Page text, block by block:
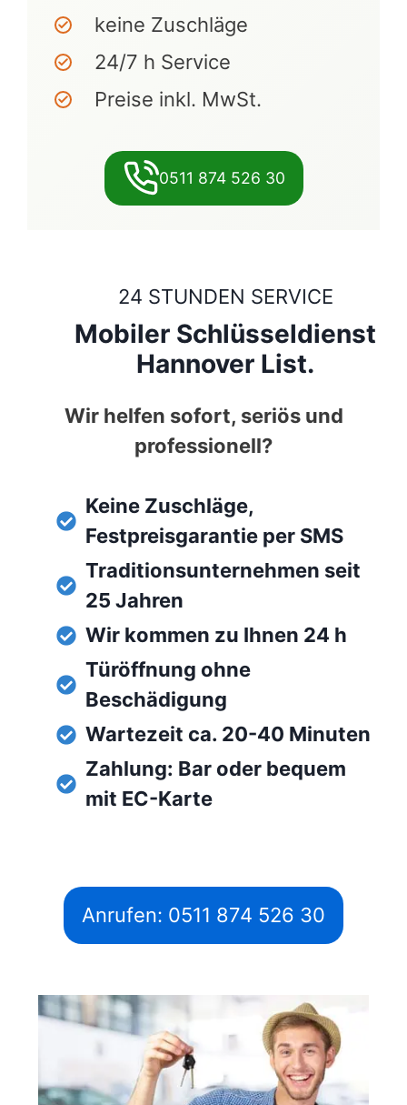
keine Zuschläge
24/7 h Service
Preise inkl. MwSt.
0511 874 526 30
24 STUNDEN SERVICE
Mobiler Schlüsseldienst
Hannover List.
Wir helfen sofort, seriös und
professionell?
Keine Zuschläge,
Festpreisgarantie per SMS
Traditionsunternehmen seit
25 Jahren
Wir kommen zu Ihnen 24 h
Türöffnung ohne
Beschädigung
Wartezeit ca. 20-40 Minuten
Zahlung: Bar oder bequem
mit EC-Karte
Anrufen: 0511 874 526 30